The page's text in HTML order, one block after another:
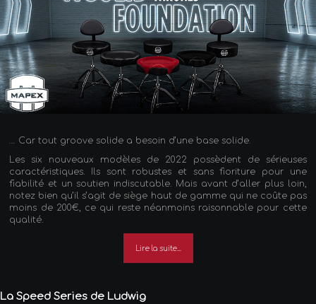
… Car tout groove solide a besoin d’une base solide.
Les six nouveaux modèles de 2022 possèdent de sérieuses
caractéristiques. Ils sont robustes et sans fioriture pour une
fiabilité et un soutien indiscutable. Mais avant d’aller plus loin,
notez bien qu’il s’agit de siège haut de gamme qui ne coûte pas
moins de 200€, ce qui reste néanmoins raisonnable pour cette
qualité.
Lire la suite...
La Speed Series de Ludwig